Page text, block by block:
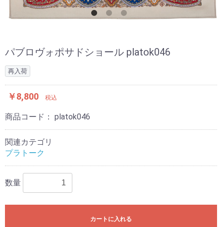
パブロヴォポサドショール platok046
再入荷
￥8,800 税込
商品コード： platok046
関連カテゴリ
プラトーク
数量
カートに入れる